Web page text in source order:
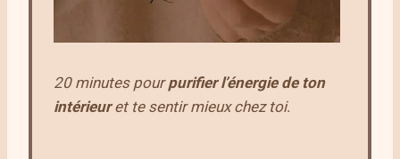
20 minutes pourpurifier l’énergie de ton
intérieuret te sentir mieux chez toi.